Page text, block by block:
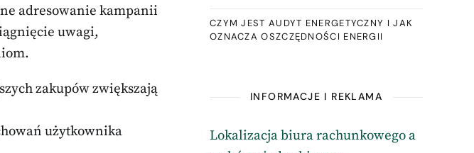
adresowanie kampanii
uwagi,
zakupów zwiększają
użytkownika
CZYM JEST AUDYT ENERGETYCZNY I JAK
OZNACZA OSZCZĘDNOŚCI ENERGII
INFORMACJE I REKLAMA
Lokalizacja biura rachunkowego a